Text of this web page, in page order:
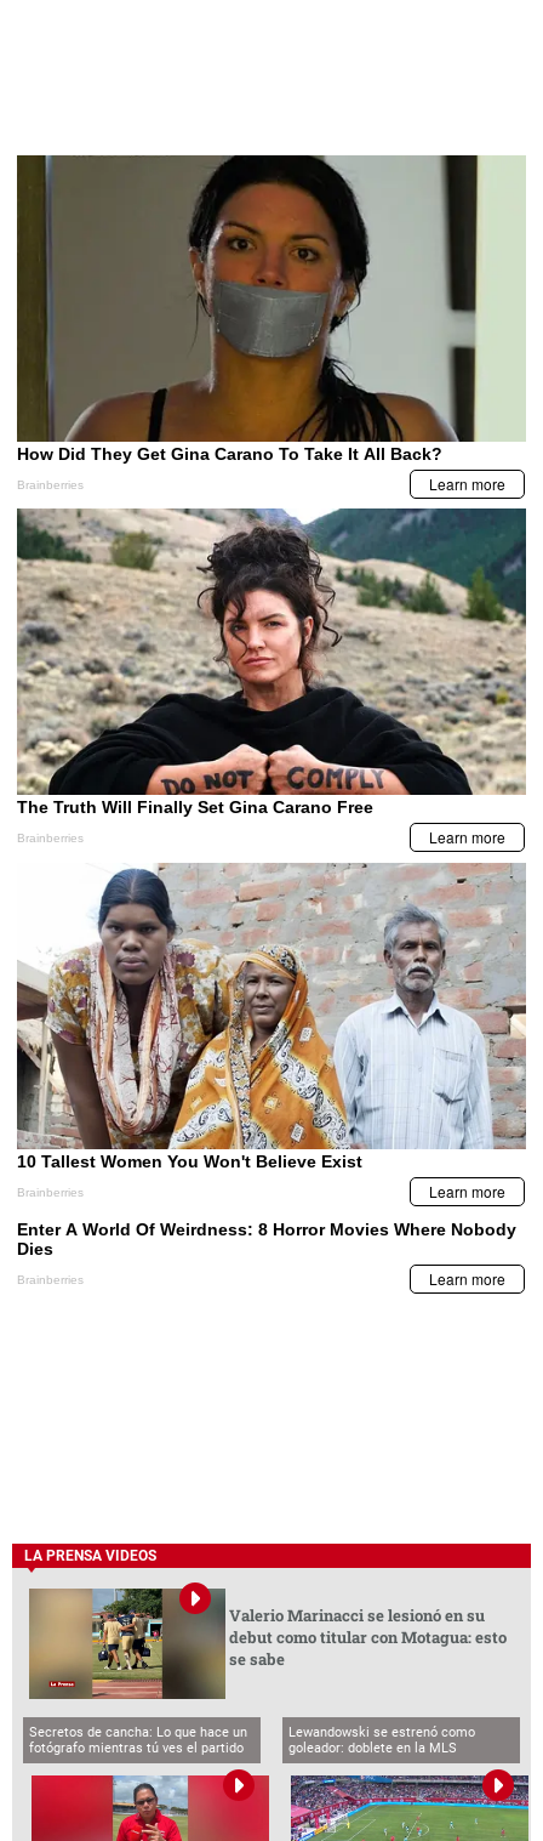
LA PRENSA VIDEOS
Valerio Marinacci se lesionó en su
debut como titular con Motagua: esto
se sabe
Secretos de cancha: Lo que hace un
fotógrafo mientras tú ves el partido
Lewandowski se estrenó como
goleador: doblete en la MLS